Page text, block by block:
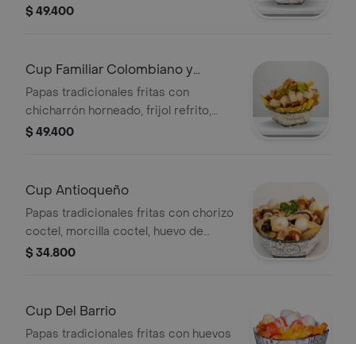
cheddar fundido, tocineta horneada,
$ 49.400
Cup Familiar Colombiano y
Mexicano
Papas tradicionales fritas con
chicharrón horneado, frijol refrito,
guacamole, pico de gallo, carne
a 3 personas.
$ 49.400
Cup Antioqueño
Papas tradicionales fritas con chorizo
coctel, morcilla coctel, huevo de
codorniz, salsa de frijol refrito y salsa
$ 34.800
Cup Del Barrio
Papas tradicionales fritas con huevos